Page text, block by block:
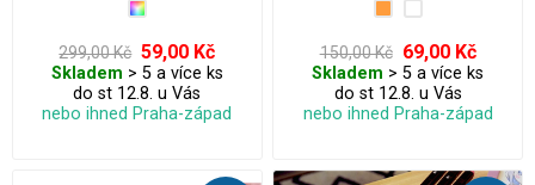
úlevu od stresu a úzkosti, vhodná
své děti nebo možná i sebe, když
praskají bublinkovou fólií přímo z
krabice balíčku? Pak si zamilujete
tuto fidgetovou hračku pop it.
„Stačí zmáčknout a vydá to mírný
praskavý zvuk. Když poslední
opakovaně použitelné a
299,00 Kč 59,00 Kč
Skladem > 5 a více ks
do st 12.8. u Vás
nebo ihned Praha-západ
150,00 Kč 69,00 Kč
Skladem > 5 a více ks
do st 12.8. u Vás
nebo ihned Praha-západ